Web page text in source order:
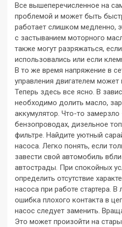
Все вышеперечисленное на
проблемой и может быть
работает слишком медленно,
с застыванием моторного
также могут разряжаться,
использовались или если
В то же время напряжение в
управления двигателем может
Теперь здесь все ясно. В
необходимо долить масло,
аккумулятор. Что-то замерзло
бензопроводах, дизельное
фильтре. Найдите уютный
насоса. Легко понять, если
завести свой автомобиль
автострады. При спокойных
определить отсутствие
насоса при работе стартера. В
ошибка плохого контакта в
насос следует заменить.
Это может произойти на